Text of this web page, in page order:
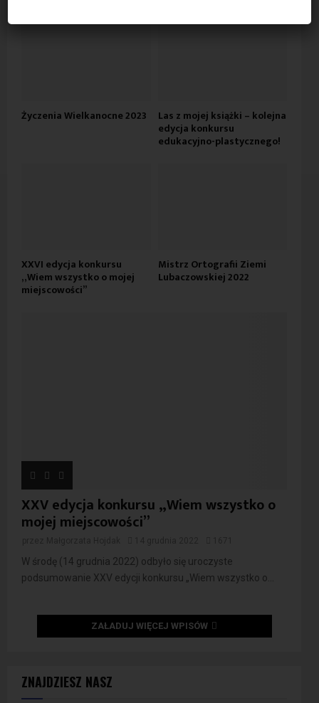
ZNAJDZIESZ NASZ
Życzenia Wielkanocne 2023 Las z mojej książki – kolejna
edycja konkursu
edukacyjno-plastycznego!
XXVI edycja konkursu
„Wiem wszystko o mojej
miejscowości”
Mistrz Ortografii Ziemi
Lubaczowskiej 2022
XXV edycja konkursu „Wiem wszystko o
mojej miejscowości”
W środę (14 grudnia 2022) odbyło się uroczyste
podsumowanie XXV edycji konkursu „Wiem wszystko o...
ZAŁADUJ WIĘCEJ WPISÓW